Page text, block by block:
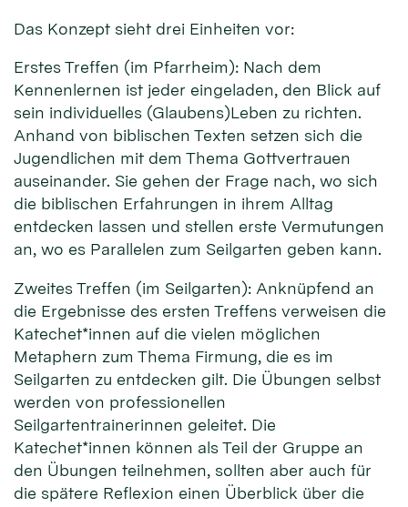
Das Konzept sieht drei Einheiten vor:
Erstes Treffen (im Pfarrheim): Nach dem
Kennenlernen ist jeder eingeladen, den Blick auf
sein individuelles (Glaubens)Leben zu richten.
Anhand von biblischen Texten setzen sich die
Jugendlichen mit dem Thema Gottvertrauen
auseinander. Sie gehen der Frage nach, wo sich
die biblischen Erfahrungen in ihrem Alltag
entdecken lassen und stellen erste Vermutungen
an, wo es Parallelen zum Seilgarten geben kann.
Zweites Treffen (im Seilgarten): Anknüpfend an
die Ergebnisse des ersten Treffens verweisen die
Katechet*innen auf die vielen möglichen
Metaphern zum Thema Firmung, die es im
Seilgarten zu entdecken gilt. Die Übungen selbst
werden von professionellen
Seilgartentrainerinnen geleitet. Die
Katechet*innen können als Teil der Gruppe an
den Übungen teilnehmen, sollten aber auch für
die spätere Reflexion einen Überblick über die